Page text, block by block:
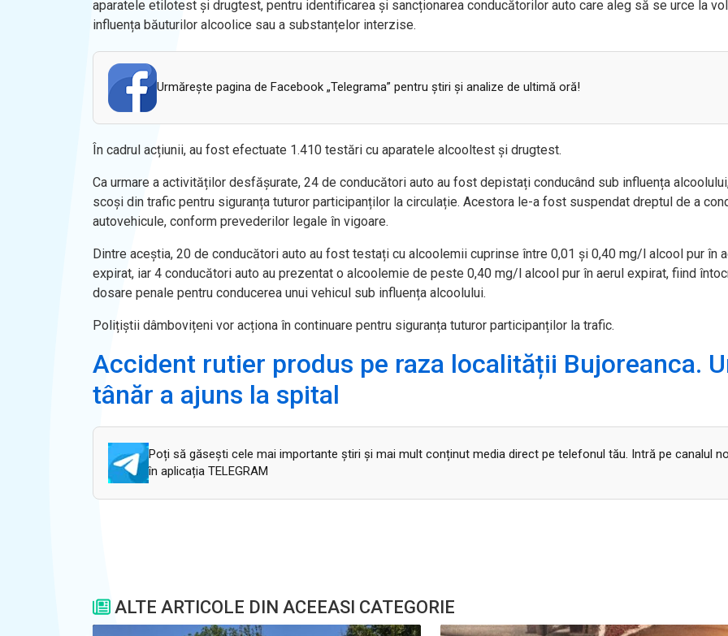
aparatele etilotest și drugtest, pentru identificarea și sancționarea conducătorilor auto care aleg să se urce la
influența băuturilor alcoolice sau a substanțelor interzise.
Urmăreşte pagina de Facebook „Telegrama” pentru ştiri şi analize de ultimă oră!
În cadrul acțiunii, au fost efectuate 1.410 testări cu aparatele alcooltest și drugtest.
Ca urmare a activităților desfășurate, 24 de conducători auto au fost depistați conducând sub influența
scoși din trafic pentru siguranța tuturor participanților la circulație. Acestora le-a fost suspendat dreptul de a
autovehicule, conform prevederilor legale în vigoare.
Dintre aceștia, 20 de conducători auto au fost testați cu alcoolemii cuprinse între 0,01 și 0,40 mg/l alcool pur în
expirat, iar 4 conducători auto au prezentat o alcoolemie de peste 0,40 mg/l alcool pur în aerul expirat, fiind
dosare penale pentru conducerea unui vehicul sub influența alcoolului.
Polițiștii dâmbovițeni vor acționa în continuare pentru siguranța tuturor participanților la trafic.
Accident rutier produs pe raza localității Bujoreanca.
tânăr a ajuns la spital
Poți să găsești cele mai importante știri și mai mult conținut media direct pe telefonul tău. Intră pe canalul
în aplicația TELEGRAM
ALTE ARTICOLE DIN ACEEASI CATEGORIE